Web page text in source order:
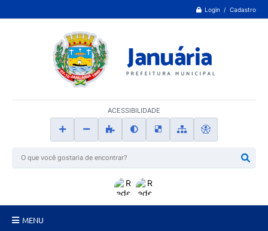
Login / Cadastro
ACESSIBILIDADE
MENU